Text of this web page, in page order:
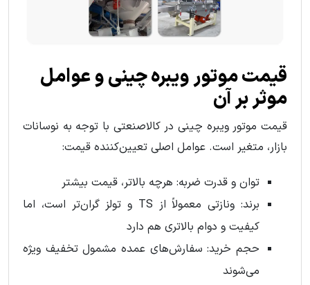
قیمت موتور ویبره چینی و عوامل
موثر بر آن
قیمت موتور ویبره چینی در کالاصنعتی با توجه به نوسانات
بازار، متغیر است. عوامل اصلی تعیین‌کننده قیمت:
توان و قدرت ضربه: هرچه بالاتر، قیمت بیشتر
برند: ونازتی معمولاً از TS و تولز گران‌تر است، اما
کیفیت و دوام بالاتری هم دارد
حجم خرید: سفارش‌های عمده مشمول تخفیف ویژه
می‌شوند